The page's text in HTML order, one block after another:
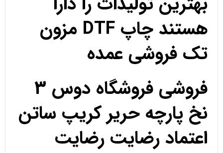
هستند چاپ DTF مزون
تک فروشی عمده
فروشی فروشگاه دوس 3
نخ پارچه حریر کریپ ساتن
اعتماد رضایت رضایت